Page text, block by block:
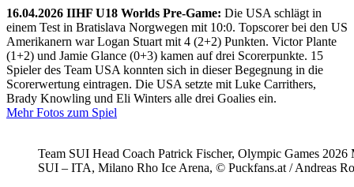
16.04.2026 IIHF U18 Worlds Pre-Game: Die USA schlägt in
einem Test in Bratislava Norgwegen mit 10:0. Topscorer bei den US
Amerikanern war Logan Stuart mit 4 (2+2) Punkten. Victor Plante
(1+2) und Jamie Glance (0+3) kamen auf drei Scorerpunkte. 15
Spieler des Team USA konnten sich in dieser Begegnung in die
Scorerwertung eintragen. Die USA setzte mit Luke Carrithers,
Brady Knowling und Eli Winters alle drei Goalies ein.
Mehr Fotos zum Spiel
Team SUI Head Coach Patrick Fischer, Olympic Games 2026
SUI – ITA, Milano Rho Ice Arena, © Puckfans.at / Andreas